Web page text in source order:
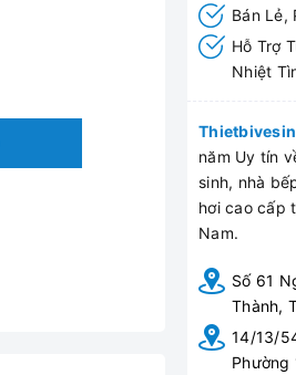
Bán Lẻ,
Hỗ Trợ
Nhiệt
năm Uy tín
sinh, nhà
hơi cao cấp
Nam.
Số 61
Thành,
14/13/
Phường